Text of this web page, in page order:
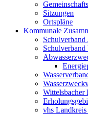
Sitzungen
Ortspläne
Kommunale
Wittelsbacher
vhs